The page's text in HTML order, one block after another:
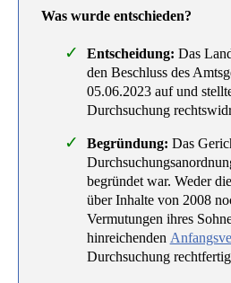
Was wurde entschieden?
Entscheidung: Das
den Beschluss des
05.06.2023 auf und
Durchsuchung
Begründung: Das
begründet war. Weder
über Inhalte von 2008
Vermutungen ihres
hinreichenden
Durchsuchung